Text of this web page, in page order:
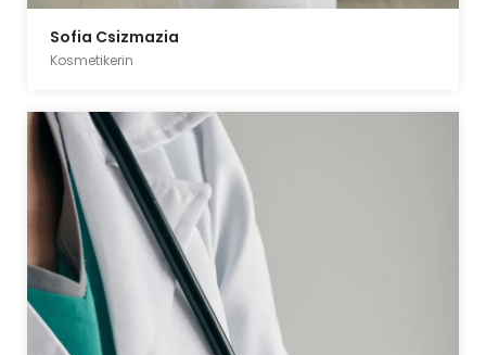
Sofia Csizmazia
Kosmetikerin